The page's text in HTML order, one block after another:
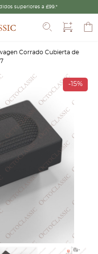
superiores a £99.*
Corrado Cubierta de
-15%